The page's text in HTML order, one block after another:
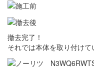
撤去完了！
それでは本体を取り付けて